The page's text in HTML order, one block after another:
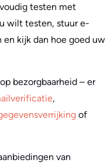
testen met
wilt testen, stuur e-
en kijk dan hoe goed uw
bezorgbaarheid – er
,
of
van